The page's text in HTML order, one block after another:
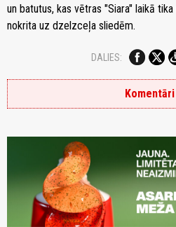
un batutus, kas vētras "Siara" laikā
nokrita uz dzelzceļa sliedēm.
DALIES:
Komentāri